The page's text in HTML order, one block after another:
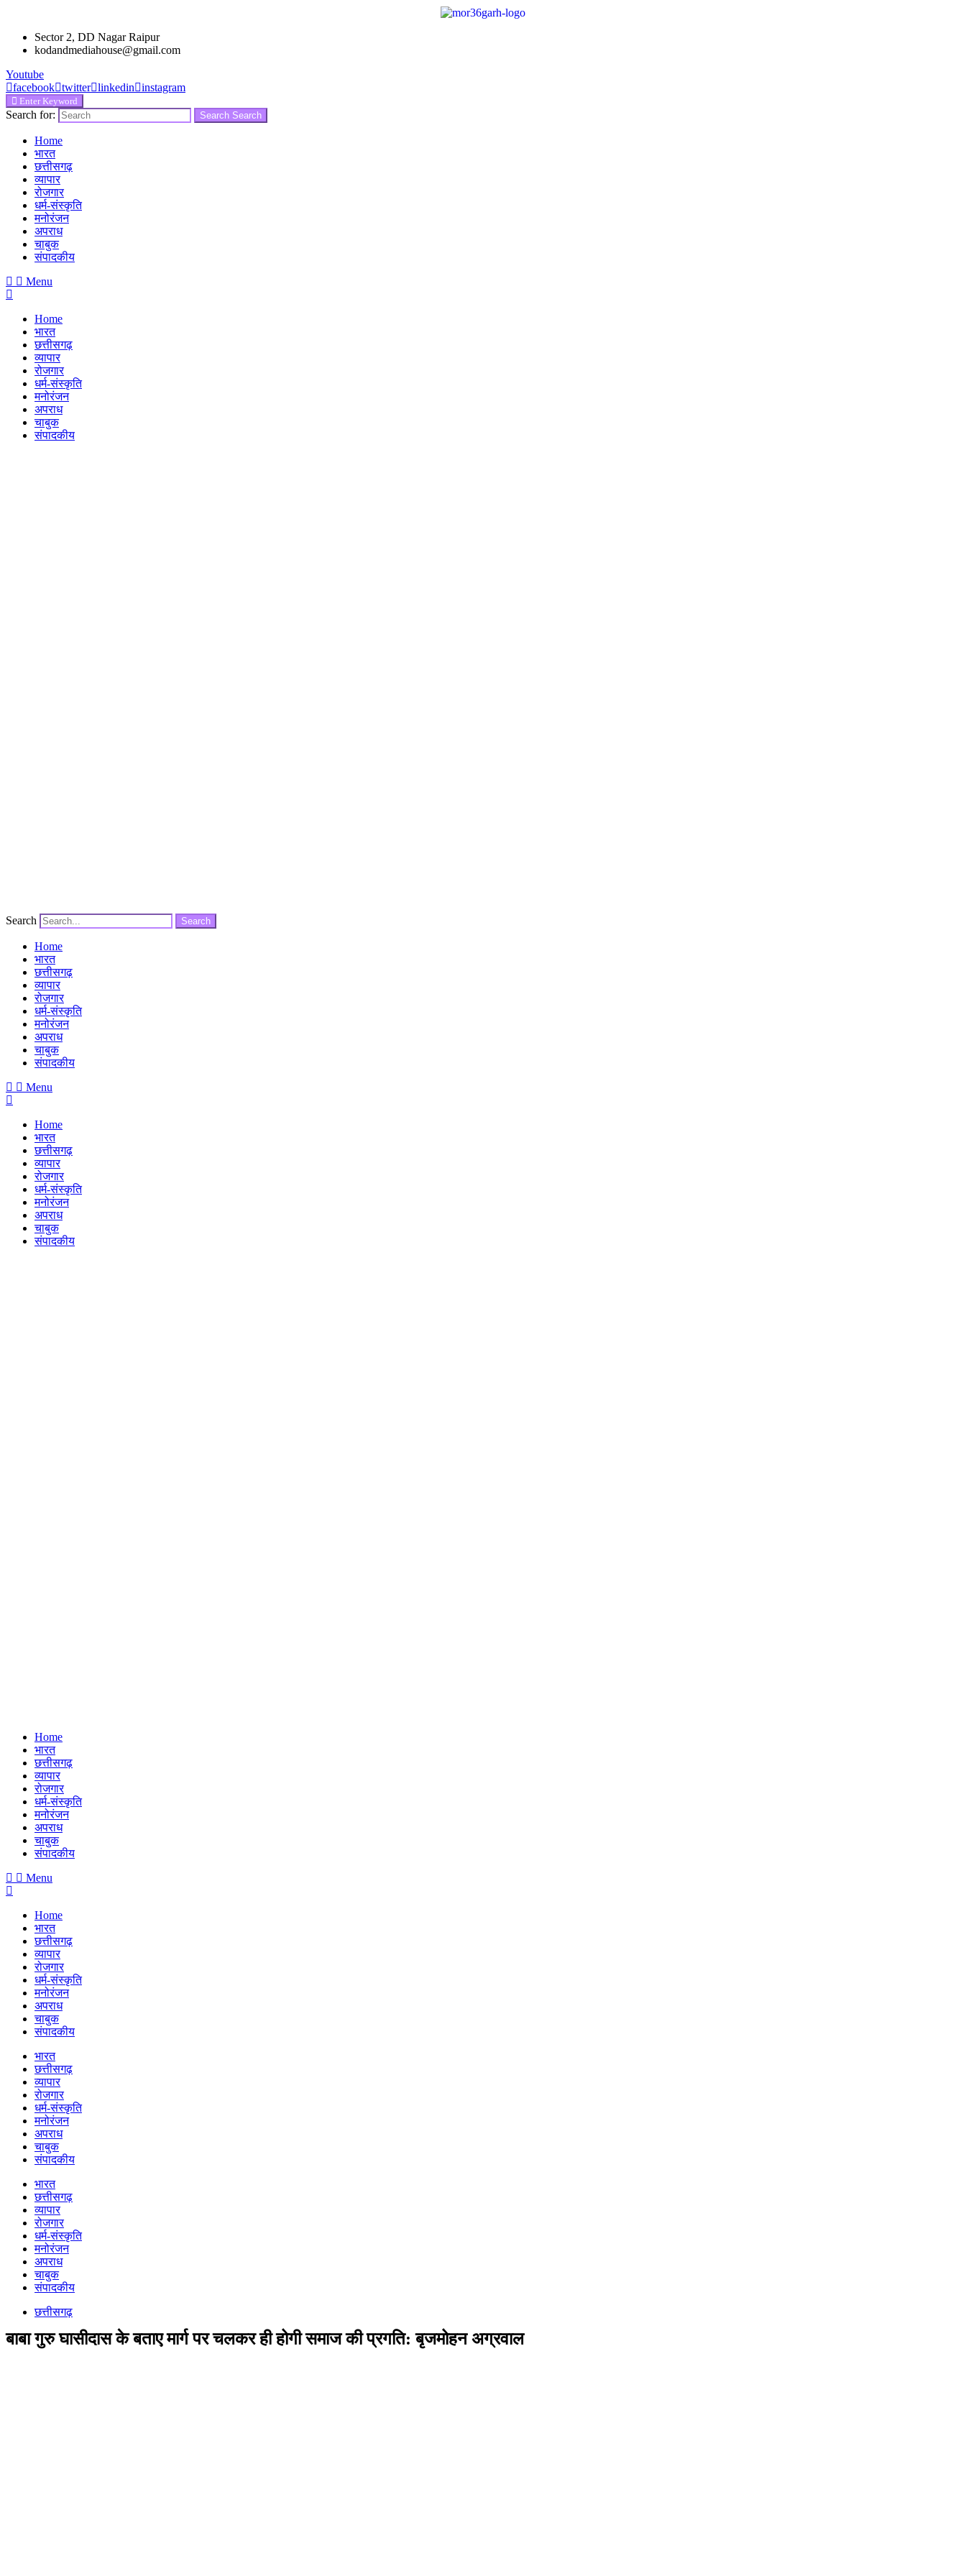
Sector 2, DD Nagar Raipur
kodandmediahouse@gmail.com
Youtube
facebook twitter linkedin instagram
Enter Keyword
Search for: Search Search
Home
भारत
छत्तीसगढ़
व्यापार
रोजगार
धर्म-संस्कृति
मनोरंजन
अपराध
चाबुक
संपादकीय
Menu
Home
भारत
छत्तीसगढ़
व्यापार
रोजगार
धर्म-संस्कृति
मनोरंजन
अपराध
चाबुक
संपादकीय
Search Search
Home
भारत
छत्तीसगढ़
व्यापार
रोजगार
धर्म-संस्कृति
मनोरंजन
अपराध
चाबुक
संपादकीय
Menu
Home
भारत
छत्तीसगढ़
व्यापार
रोजगार
धर्म-संस्कृति
मनोरंजन
अपराध
चाबुक
संपादकीय
Home
भारत
छत्तीसगढ़
व्यापार
रोजगार
धर्म-संस्कृति
मनोरंजन
अपराध
चाबुक
संपादकीय
Menu
Home
भारत
छत्तीसगढ़
व्यापार
रोजगार
धर्म-संस्कृति
मनोरंजन
अपराध
चाबुक
संपादकीय
भारत
छत्तीसगढ़
व्यापार
रोजगार
धर्म-संस्कृति
मनोरंजन
अपराध
चाबुक
संपादकीय
भारत
छत्तीसगढ़
व्यापार
रोजगार
धर्म-संस्कृति
मनोरंजन
अपराध
चाबुक
संपादकीय
छत्तीसगढ़
बाबा गुरु घासीदास के बताए मार्ग पर चलकर ही होगी समाज की प्रगति: बृजमोहन अग्रवाल